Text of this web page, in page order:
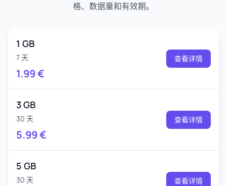
格、数据量和有效期。
1 GB
7 天
1.99€
查看详情
3 GB
30 天
5.99€
查看详情
5 GB
30 天 查看详情